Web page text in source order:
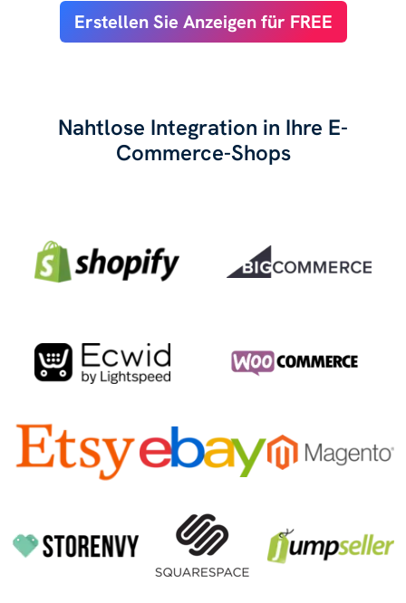
Erstellen Sie Anzeigen für FREE
Nahtlose Integration in Ihre E-
Commerce-Shops